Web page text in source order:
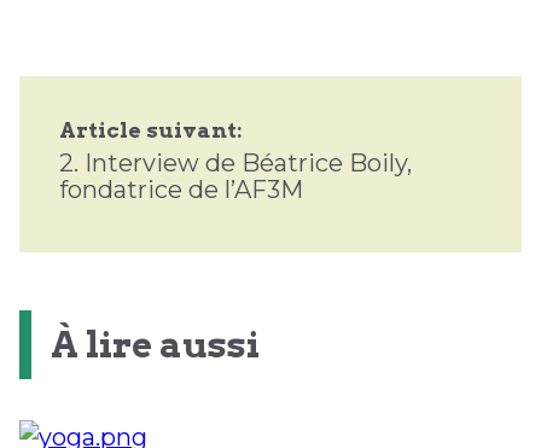
Article suivant:
2. Interview de Béatrice Boily,
fondatrice de l’AF3M
À lire aussi